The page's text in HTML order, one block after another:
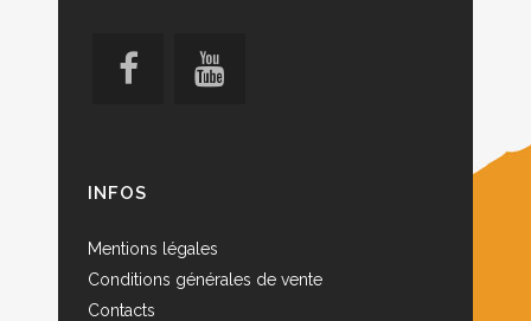
INFOS
Mentions légales
Conditions générales de vente
Contacts